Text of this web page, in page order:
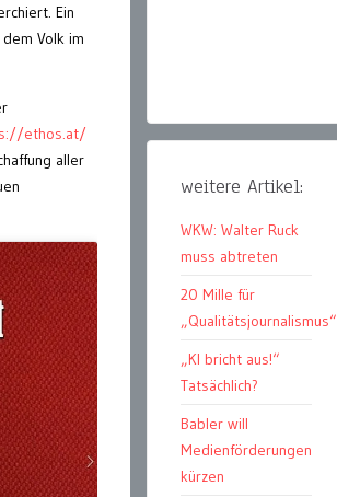
Ein
Volk im
ethos.at/
aller
weitere Artikel:
WKW: Walter Ruck
muss abtreten
20 Mille für
„Qualitätsjournalismus“
„KI bricht aus!“
Tatsächlich?
Babler will
Medienförderungen
kürzen